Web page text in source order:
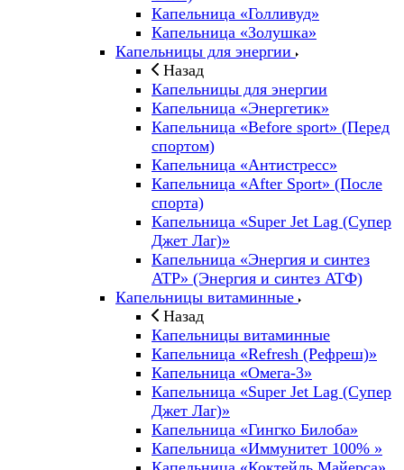
Капельница «Голливуд»
Капельница «Золушка»
Капельницы для энергии
Назад
Капельницы для энергии
Капельница «Энергетик»
Капельница «Before sport» (Перед
спортом)
Капельница «Антистресс»
Капельница «After Sport» (После
спорта)
Капельница «Super Jet Lag (Супер
Джет Лаг)»
Капельница «Энергия и синтез
ATP» (Энергия и синтез АТФ)
Капельницы витаминные
Назад
Капельницы витаминные
Капельница «Refresh (Рефреш)»
Капельница «Омега-3»
Капельница «Super Jet Lag (Супер
Джет Лаг)»
Капельница «Гингко Билоба»
Капельница «Иммунитет 100% »